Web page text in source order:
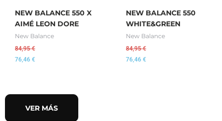
NEW BALANCE 550 X
AIMÉ LEON DORE
New Balance
84,95€
76,46 €
NEW BALANCE 550
WHITE&GREEN
New Balance
84,95€
76,46 €
VER MÁS